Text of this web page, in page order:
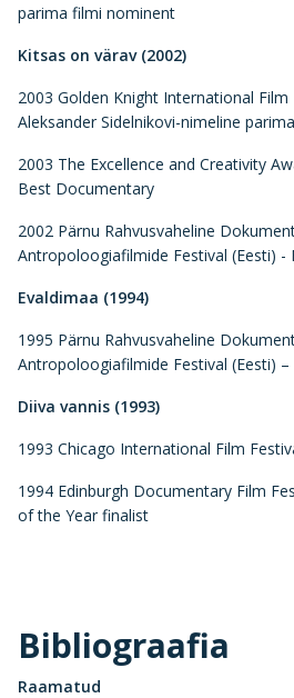
parima filmi nominent
Kitsas on värav (2002)
2003 Golden Knight International Film
Aleksander Sidelnikovi-nimeline
2003 The Excellence and Creativity
Best Documentary
2002 Pärnu Rahvusvaheline
Antropoloogiafilmide Festival (Eesti) -
Evaldimaa (1994)
1995 Pärnu Rahvusvaheline
Antropoloogiafilmide Festival (Eesti) –
Diiva vannis (1993)
1993 Chicago International Film
1994 Edinburgh Documentary Film
of the Year finalist
Bibliograafia
Raamatud